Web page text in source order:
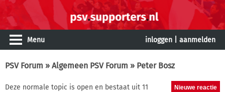
Menu inloggen aanmelden
PSV Forum » Algemeen PSV Forum » Peter Bosz
Deze normale topic is open en bestaat uit 11